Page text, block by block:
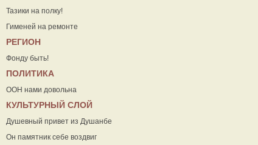
Тазики на полку!
Гименей на ремонте
РЕГИОН
Фонду быть!
ПОЛИТИКА
ООН нами довольна
КУЛЬТУРНЫЙ СЛОЙ
Душевный привет из Душанбе
Он памятник себе воздвиг